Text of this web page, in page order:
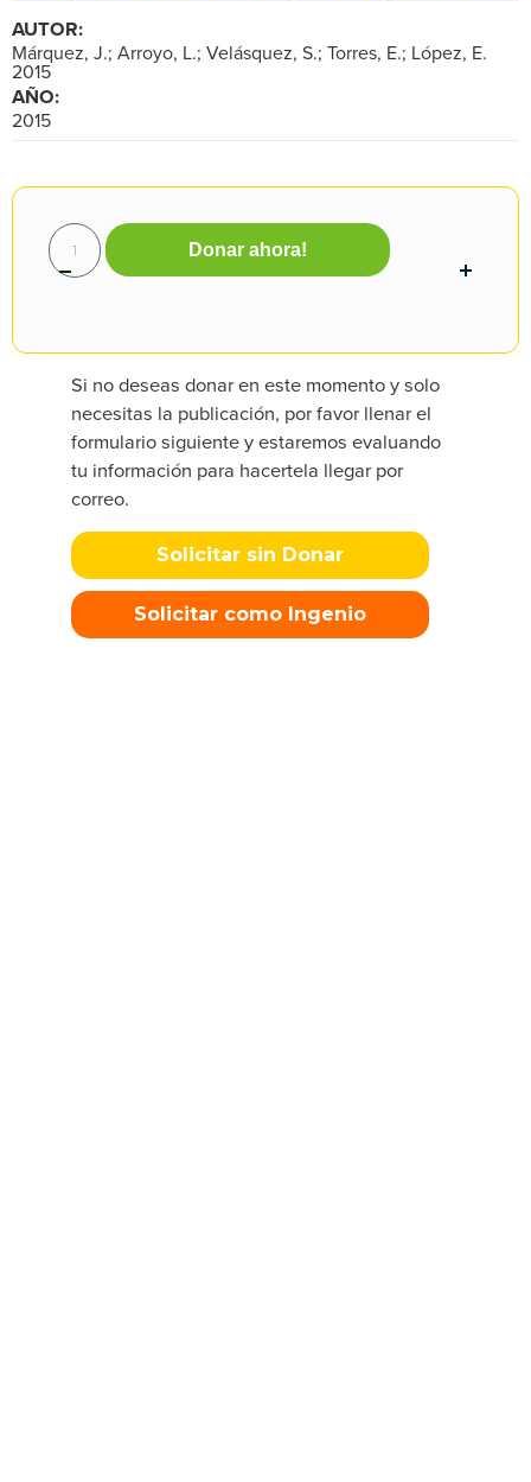
AUTOR:
Márquez, J.; Arroyo, L.; Velásquez, S.; Torres, E.; López, E.
2015
AÑO:
2015
Donar ahora!
Si no deseas donar en este momento y solo
necesitas la publicación, por favor llenar el
formulario siguiente y estaremos evaluando
tu información para hacertela llegar por
correo.
Solicitar sin Donar
Solicitar como Ingenio